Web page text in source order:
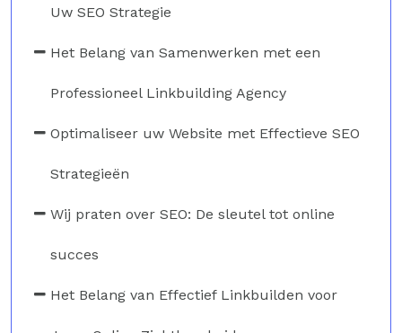
Uw SEO Strategie
Het Belang van Samenwerken met een
Professioneel Linkbuilding Agency
Optimaliseer uw Website met Effectieve SEO
Strategieën
Wij praten over SEO: De sleutel tot online
succes
Het Belang van Effectief Linkbuilden voor